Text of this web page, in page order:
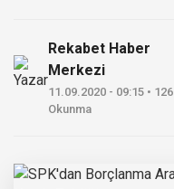
Rekabet Haber
Merkezi
11.09.2020 - 09:15 • 126
Okunma